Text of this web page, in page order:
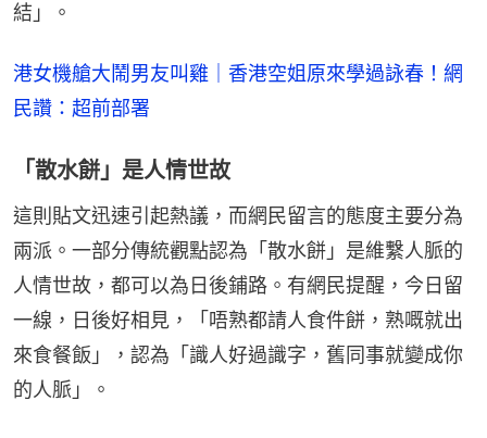
結」。
港女機艙大鬧男友叫雞｜香港空姐原來學過詠春！網
民讚：超前部署
「散水餅」是人情世故
這則貼文迅速引起熱議，而網民留言的態度主要分為
兩派。一部分傳統觀點認為「散水餅」是維繫人脈的
人情世故，都可以為日後鋪路。有網民提醒，今日留
一線，日後好相見，「唔熟都請人食件餅，熟嘅就出
來食餐飯」，認為「識人好過識字，舊同事就變成你
的人脈」。